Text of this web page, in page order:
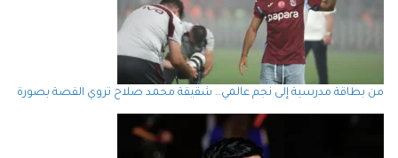
من بطاقة مدرسية إلى نجم عالمي… شقيقة محمد صلاح تروي القصة بصورة